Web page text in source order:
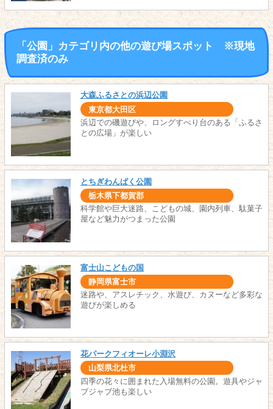
「公園」カテゴリ内の他の遊び場スポット ※現地
調査済のみ
大森ふるさとの浜辺公園
東京都大田区
浜辺での磯遊びや、ロングすべり台のある「ふるさ
との広場」が楽しい
とちぎわんぱく公園
栃木県下都賀郡
科学館や巨大迷路、こどもの城、園内列車、駄菓子
屋など魅力がつまった公園
富士山こどもの国
静岡県富士市
迷路や、アスレチック、水遊び、カヌーなど多彩な
遊びが楽しめる
花パークフィオーレ小淵沢
山梨県北杜市
四季の花々に囲まれた入場無料の公園。遊具やジャ
ブジャブ池も楽しい